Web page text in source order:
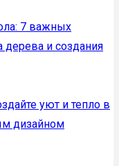
7 важных
и создания
уют и тепло в
дизайном